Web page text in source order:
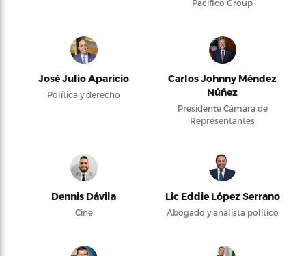
Pacifico Group
José Julio Aparicio
Política y derecho
Carlos Johnny Méndez
Núñez
Presidente Cámara de
Representantes
Dennis Dávila
Cine
Lic Eddie López Serrano
Abogado y analista político